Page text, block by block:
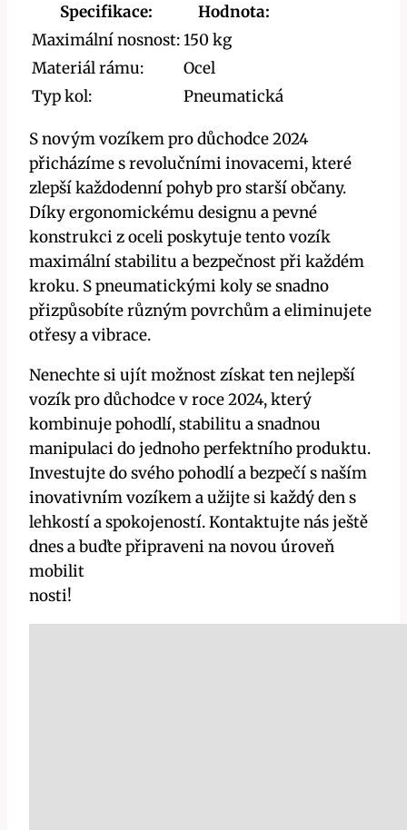
Specifikace:
Hodnota:
Maximální nosnost:150 kg
Materiál rámu:
Ocel
Typ kol:
Pneumatická
S novým vozíkem pro důchodce 2024
přicházíme s revolučními inovacemi, které
zlepší každodenní pohyb pro starší občany.
Díky ergonomickému designu a pevné
konstrukci z oceli poskytuje tento vozík
maximální stabilitu a bezpečnost při každém
kroku. S pneumatickými koly se snadno
přizpůsobíte různým povrchům a eliminujete
otřesy a vibrace.
Nenechte si ujít možnost získat ten nejlepší
vozík pro důchodce v roce 2024, který
kombinuje pohodlí, stabilitu a snadnou
manipulaci do jednoho perfektního produktu.
Investujte do svého pohodlí a bezpečí s naším
inovativním vozíkem a užijte si každý den s
lehkostí a spokojeností. Kontaktujte nás ještě
dnes a buďte připraveni na novou úroveň
mobilit
nosti!